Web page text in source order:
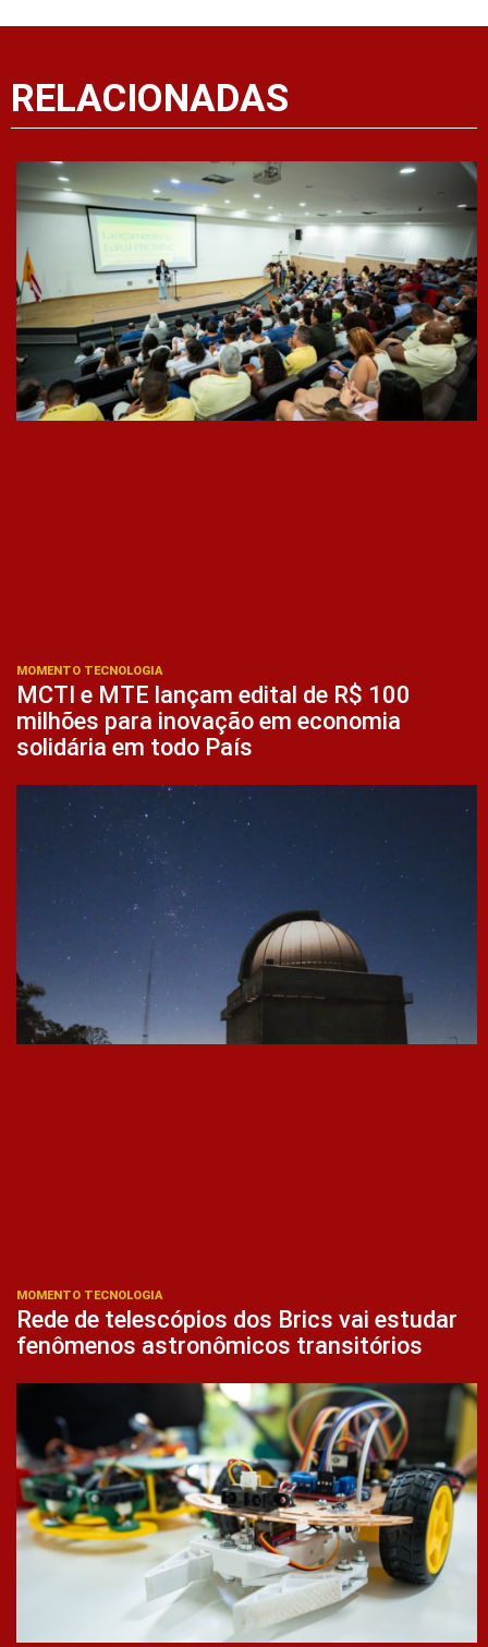
RELACIONADAS
MOMENTO TECNOLOGIA
MCTI e MTE lançam edital de R$ 100
milhões para inovação em economia
solidária em todo País
MOMENTO TECNOLOGIA
Rede de telescópios dos Brics vai estudar
fenômenos astronômicos transitórios